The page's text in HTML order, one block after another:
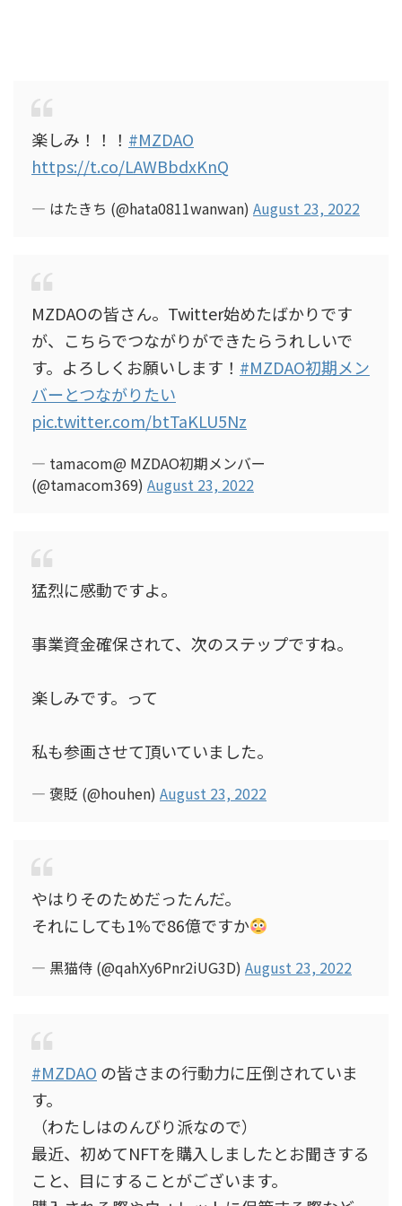
楽しみ！！！ #MZDAO
https://t.co/LAWBbdxKnQ
— はたきち (@hata0811wanwan) August 23, 2022
MZDAOの皆さん。Twitter始めたばかりです
が、こちらでつながりができたらうれしいで
す。よろしくお願いします！ #MZDAO初期メン
バーとつながりたい
pic.twitter.com/btTaKLU5Nz
— tamacom@ MZDAO初期メンバー
(@tamacom369) August 23, 2022
猛烈に感動ですよ。
事業資金確保されて、次のステップですね。
楽しみです。って
私も参画させて頂いていました。
— 褒貶 (@houhen) August 23, 2022
やはりそのためだったんだ。
それにしても1%で86億ですか
— 黒猫侍 (@qahXy6Pnr2iUG3D) August 23, 2022
#MZDAO の皆さまの行動力に圧倒されていま
す。
（わたしはのんびり派なので）
最近、初めてNFTを購入しましたとお聞きする
こと、目にすることがございます。